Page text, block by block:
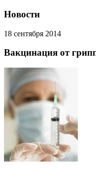
Новости
18 сентября 2014
Вакцинация от